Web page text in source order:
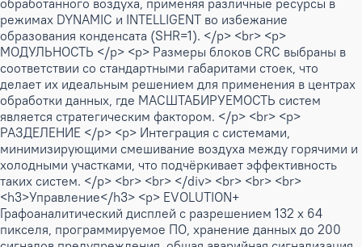
обработанного воздуха, применяя различные ресурсы в
режимах DYNAMIC и INTELLIGENT во избежание
образования конденсата (SHR=1). </p> <br> <p>
МОДУЛЬНОСТЬ </p> <p> Размеры блоков CRC выбраны в
соответствии со стандартными габаритами стоек, что
делает их идеальным решением для применения в центрах
обработки данных, где МАСШТАБИРУЕМОСТЬ систем
является стратегическим фактором. </p> <br> <p>
РАЗДЕЛЕНИЕ </p> <p> Интеграция с системами,
минимизирующими смешивание воздуха между горячими и
холодными участками, что подчёркивает эффективность
таких систем. </p> <br> <br> </div> <br> <br> <br>
<h3>Управление</h3> <p> EVOLUTION+
Графоаналитический дисплей с разрешением 132 х 64
пикселя, программируемое ПО, хранение данных до 200